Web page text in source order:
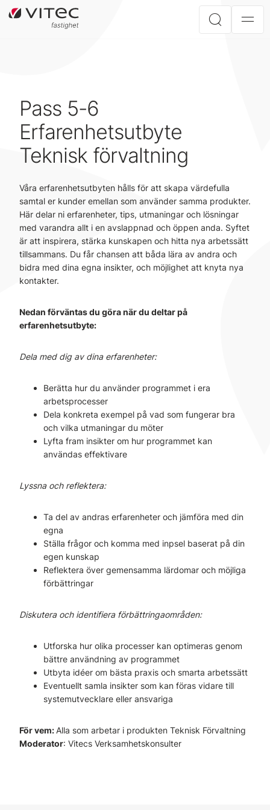
Pass 5-6
Erfarenhetsutbyte
Teknisk förvaltning
Våra erfarenhetsutbyten hålls för att skapa värdefulla
samtal er kunder emellan som använder samma produkter.
Här delar ni erfarenheter, tips, utmaningar och lösningar
med varandra allt i en avslappnad och öppen anda. Syftet
är att inspirera, stärka kunskapen och hitta nya arbetssätt
tillsammans. Du får chansen att båda lära av andra och
bidra med dina egna insikter, och möjlighet att knyta nya
kontakter.
Nedan förväntas du göra när du deltar på
erfarenhetsutbyte:
Dela med dig av dina erfarenheter:
Berätta hur du använder programmet i era
arbetsprocesser
Dela konkreta exempel på vad som fungerar bra
och vilka utmaningar du möter
Lyfta fram insikter om hur programmet kan
användas effektivare
Lyssna och reflektera:
Ta del av andras erfarenheter och jämföra med din
egna
Ställa frågor och komma med inpsel baserat på din
egen kunskap
Reflektera över gemensamma lärdomar och möjliga
förbättringar
Diskutera och identifiera förbättringaområden:
Utforska hur olika processer kan optimeras genom
bättre användning av programmet
Utbyta idéer om bästa praxis och smarta arbetssätt
Eventuellt samla insikter som kan föras vidare till
systemutvecklare eller ansvariga
För vem: Alla som arbetar i produkten Teknisk Förvaltning
Moderator: Vitecs Verksamhetskonsulter